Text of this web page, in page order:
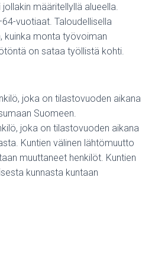
määritellyllä alueella.
vuotiaat. Taloudellisella
kuinka monta työvoiman
on sataa työllistä kohti.
joka on tilastovuoden aikana
Suomeen.
joka on tilastovuoden aikana
Kuntien välinen lähtömuutto
muuttaneet henkilöt. Kuntien
kunnasta kuntaan